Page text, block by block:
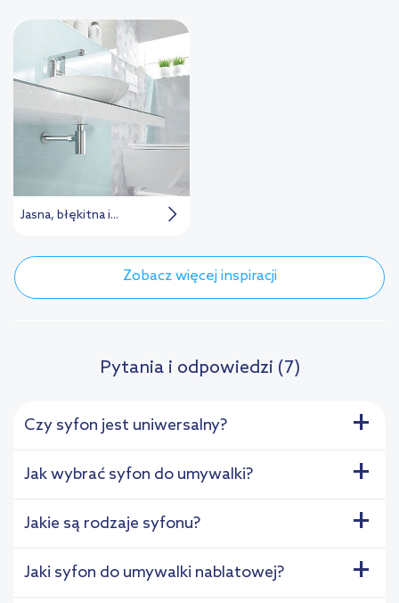
Jasna, błękitna i...
Zobacz więcej inspiracji
Pytania i odpowiedzi (7)
Czy syfon jest uniwersalny? +
Jak wybrać syfon do umywalki? +
Jakie są rodzaje syfonu? +
Jaki syfon do umywalki nablatowej?
+